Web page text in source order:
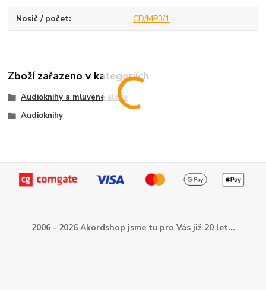
Nosič / počet CD/MP3/1
Zboží zařazeno v kategoriích
Audioknihy a mluvené slovo
Audioknihy
2006 - 2026 Akordshop jsme tu pro Vás již 20 let...